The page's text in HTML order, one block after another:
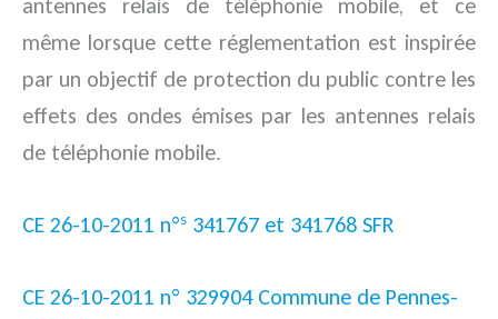
antennes relais de téléphonie mobile, et ce
même lorsque cette réglementation est inspirée
par un objectif de protection du public contre les
effets des ondes émises par les antennes relais
de téléphonie mobile.
CE 26-10-2011 n°s 341767 et 341768 SFR
CE 26-10-2011 n° 329904 Commune de Pennes-